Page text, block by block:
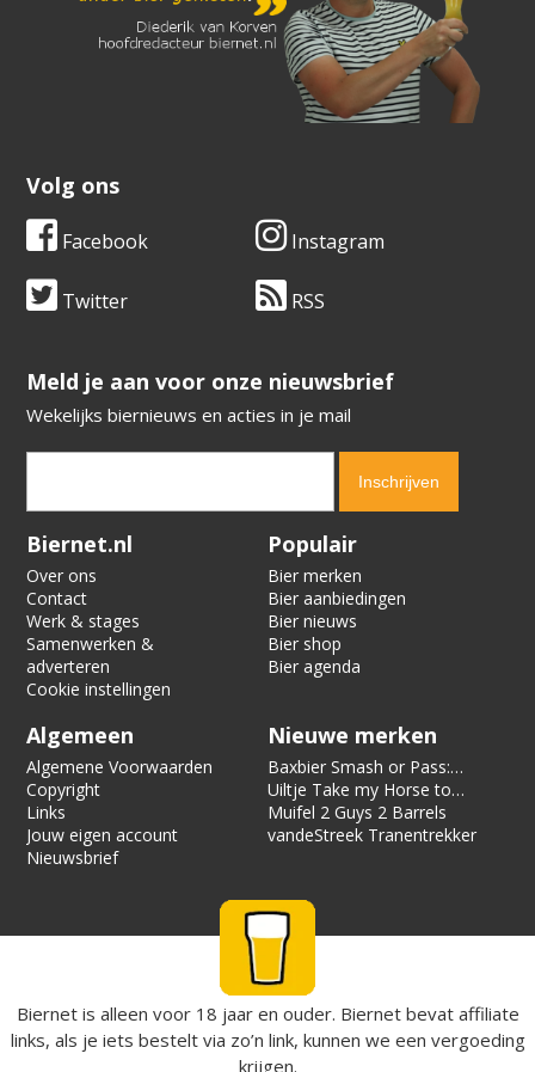
Volg ons
Facebook Instagram
Twitter RSS
​​​​​​​Meld je aan voor onze nieuwsbrief
Wekelijks biernieuws en acties in je mail
Verification code:
Biernet.nl
Over ons
Contact
Werk & stages
Samenwerken &
adverteren
Cookie instellingen
Populair
Bier merken
Bier aanbiedingen
Bier nieuws
Bier shop
Bier agenda
Algemeen
Algemene Voorwaarden
Copyright
Links
Jouw eigen account
Nieuwsbrief
Nieuwe merken
Baxbier Smash or Pass:
Strata
Uiltje Take my Horse to
the Hotel Room
Muifel 2 Guys 2 Barrels
vandeStreek Tranentrekker
Biernet is alleen voor 18 jaar en ouder. Biernet bevat affiliate
links, als je iets bestelt via zo’n link, kunnen we een vergoeding
krijgen.